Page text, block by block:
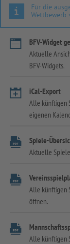
Für die
Wettbewerb
BFV-Widget
Aktuelle
BFV-Widgets.
iCal-Export
Alle künftigen
eigenen
Spiele-
Aktuelle
Alle künftigen
öffnen.
Alle künftigen